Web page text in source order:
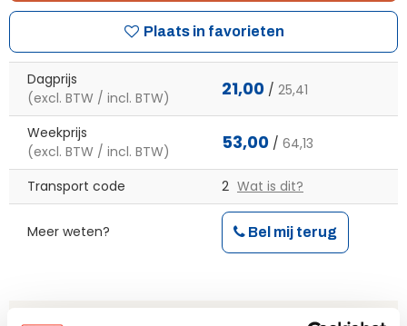
Plaats in favorieten
Dagprijs
(excl. BTW / incl. BTW)
21,00 / 25,41
Weekprijs
(excl. BTW / incl. BTW)
53,00 / 64,13
Transport code 2 Wat is dit?
Meer weten? Bel mij terug